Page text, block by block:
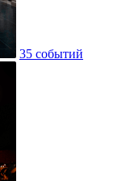
35 событий